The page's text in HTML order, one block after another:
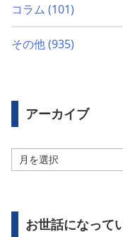
コラム (101)
その他(935)
アーカイブ
ー
ブ
お世話になって